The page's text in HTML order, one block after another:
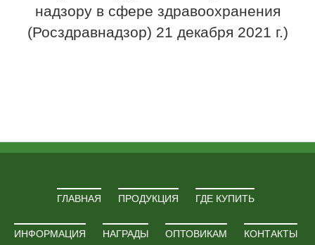
надзору в сфере здравоохранения
(Росздравнадзор) 21 декабря 2021 г.)
ГЛАВНАЯ ПРОДУКЦИЯ ГДЕ КУПИТЬ
ИНФОРМАЦИЯ НАГРАДЫ ОПТОВИКАМ КОНТАКТЫ